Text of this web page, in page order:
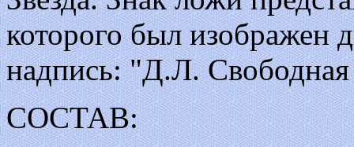
которого был изображен
надпись: "Д.Л.
СОСТАВ: